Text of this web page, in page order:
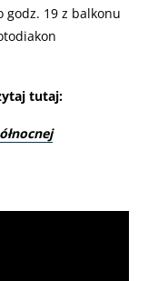
godz. 19 z balkonu
tutaj: